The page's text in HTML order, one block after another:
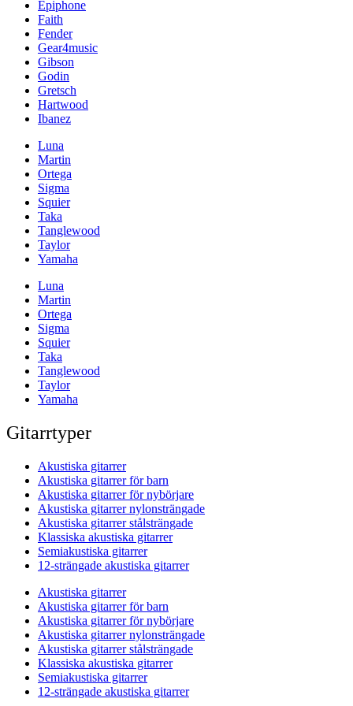
Epiphone
Faith
Fender
Gear4music
Gibson
Godin
Gretsch
Hartwood
Ibanez
Luna
Martin
Ortega
Sigma
Squier
Taka
Tanglewood
Taylor
Yamaha
Luna
Martin
Ortega
Sigma
Squier
Taka
Tanglewood
Taylor
Yamaha
Gitarrtyper
Akustiska gitarrer
Akustiska gitarrer för barn
Akustiska gitarrer för nybörjare
Akustiska gitarrer nylonsträngade
Akustiska gitarrer stålsträngade
Klassiska akustiska gitarrer
Semiakustiska gitarrer
12-strängade akustiska gitarrer
Akustiska gitarrer
Akustiska gitarrer för barn
Akustiska gitarrer för nybörjare
Akustiska gitarrer nylonsträngade
Akustiska gitarrer stålsträngade
Klassiska akustiska gitarrer
Semiakustiska gitarrer
12-strängade akustiska gitarrer